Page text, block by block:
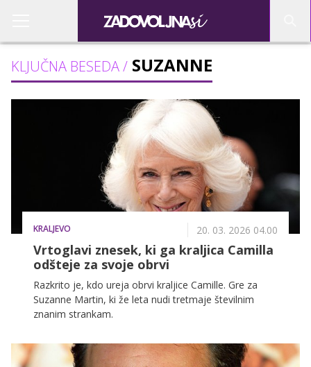
KLJUČNA BESEDA / SUZANNE
KRALJEVO 20. 03. 2026 04.00
Vrtoglavi znesek, ki ga kraljica Camilla
odšteje za svoje obrvi
Razkrito je, kdo ureja obrvi kraljice Camille. Gre za
Suzanne Martin, ki že leta nudi tretmaje številnim
znanim strankam.